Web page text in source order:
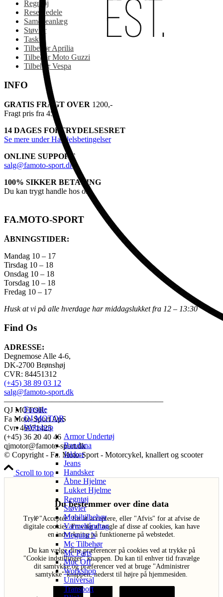
Forside
QJ MOTOR
Webshop
Armor Undertøj
Bandana
Jakker
Jeans
Handsker
Åbne Hjelme
Lukket Hjelme
Regntøj
Støvler
Mobiltilbehør
Varmehåndtag
Meguiar’s
Mc Tilbehør
Mc Parts
Muc Off
Workshop
Universal
Transport
Regntøj
Reservedele
Samtaleanlæg
Støvler
Tasker
Tilbehør Aprilia
Tilbehør Moto Guzzi
Tilbehør Vespa
INFO
GRATIS FRAGT OVER 1200,-
Fragt pris fra 45,-
14 DAGES FORTRYDELSESRET
Se mere under Handelsbetingelser
ONLINE SUPPORT
salg@famoto-sport.dk
100% SIKKER BETALING
Du kan trygt handle hos os
FA.MOTO-SPORT
ÅBNINGSTIDER:
Mandag 10 – 17
Tirsdag 10 – 18
Onsdag 10 – 18
Torsdag 10 – 18
Fredag 10 – 17
Husk at vi på alle hverdage har middagslukket fra 12 – 13:30
Find Os
ADRESSE:
Degnemose Alle 4-6,
DK-2700 Brønshøj
CVR: 84451312
(+45) 38 89 03 12
salg@famoto-sport.dk
————————————————————
QJ MOTOR:
Fa Moto-Sport ApS
Cvr: 46071425
(+45) 36 20 40 46
qjmotor@famoto-sport.dk
© Copyright - Fa. Moto-Sport - Motorcykel, knallert og scooter
Scroll to top
Du bestemmer over dine data
Tryk "Acceptér" for at acceptere, eller "Afvis" for at afvise de
digitale cookies. Fravalg af nogle af disse af cookies, kan have
en indvirkning på funktionerne på webstedet.
Du kan vælge dine præferencer på cookies ved at trykke på
"Cookie indstillinger" knappen. Du kan til enhver tid fravælge
dit samtykke og præferencer ved at bruge "Administrer
samtykke" knappen, nederst til højre på hjemmesiden.
Acceptér